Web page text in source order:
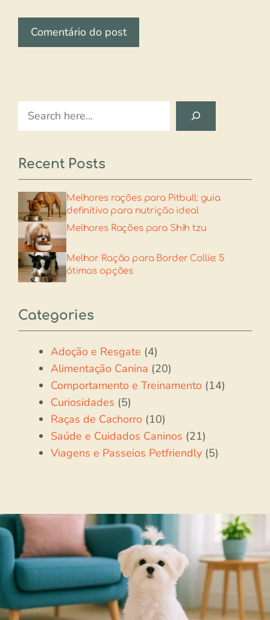
Search
Recent Posts
Melhores rações para Pitbull: guia
definitivo para nutrição ideal
Melhores Rações para Shih tzu​
Melhor Ração para Border Collie: 5
ótimas opções
Categories
Adoção e Resgate (4)
Alimentação Canina (20)
Comportamento e Treinamento (14)
Curiosidades (5)
Raças de Cachorro (10)
Saúde e Cuidados Caninos (21)
Viagens e Passeios Petfriendly (5)